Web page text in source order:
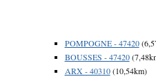
POMPOGNE - 47420
BOUSSES - 47420
ARX - 40310(10,54km)